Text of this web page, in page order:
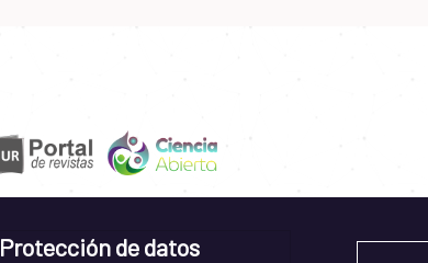
Protección de datos